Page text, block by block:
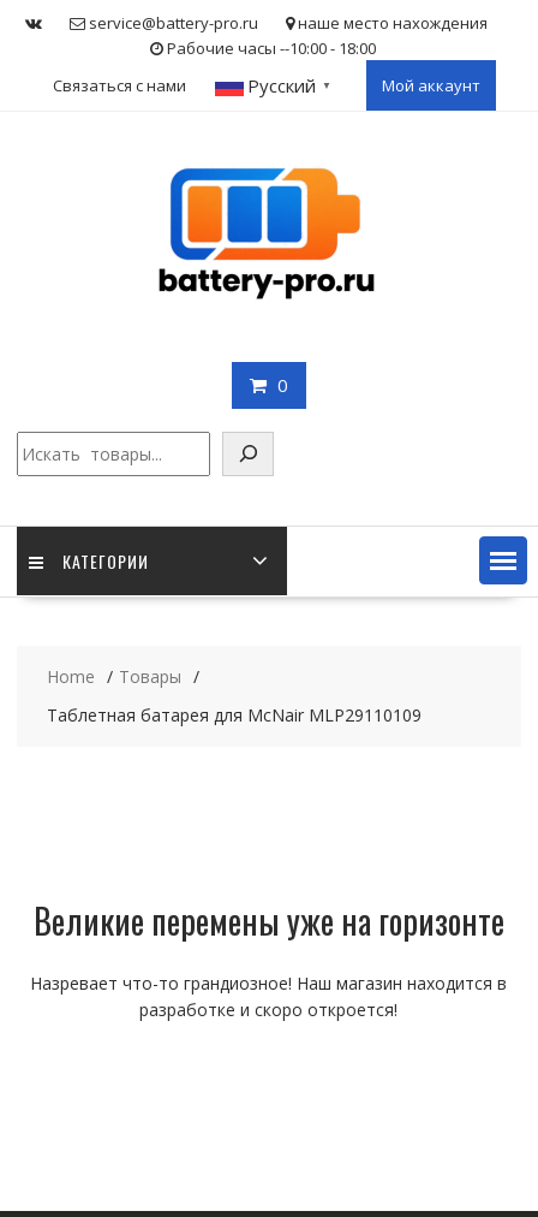
service@battery-pro.ru
наше место нахождения
Рабочие часы --10:00 - 18:00
Связаться с нами
Русский ▼ Мой аккаунт
0
КАТЕГОРИИ
Home
Товары
Таблетная батарея для McNair MLP29110109
Великие перемены уже на горизонте
Назревает что-то грандиозное! Наш магазин находится в
разработке и скоро откроется!